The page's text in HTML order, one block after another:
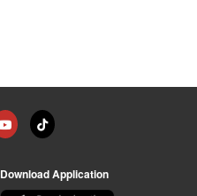
Download Application